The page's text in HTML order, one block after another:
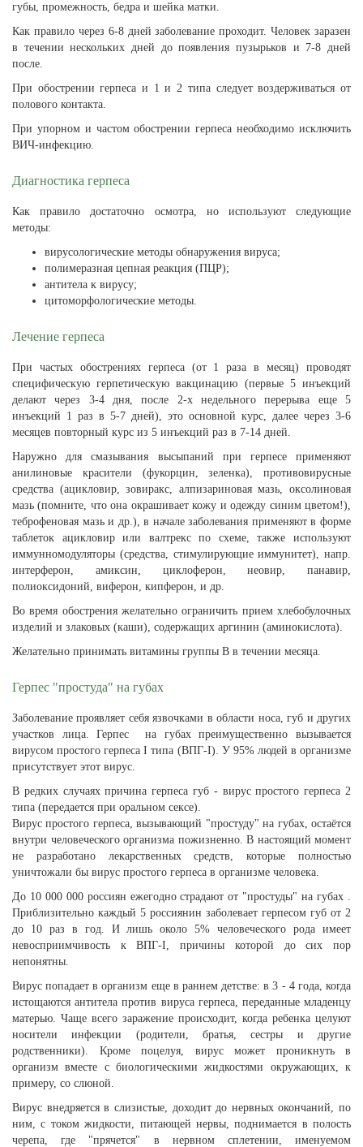
губы, промежность, бедра и шейка матки.
Как правило через 6-8 дней заболевание проходит. Человек заразен
в течении нескольких дней до появления пузырьков и 7-8 дней
после.
При обострении герпеса и 1 и 2 типа следует воздерживаться от
полового контакта.
При упорном и частом обострении герпеса необходимо исключить
ВИЧ-инфекцию.
Диагностика герпеса
Как правило достаточно осмотра, но используют следующие
методы:
вирусологические методы обнаружения вируса;
полимеразная цепная реакция (ПЦР);
антитела к вирусу;
цитоморфологические методы.
Лечение герпеса
При частых обострениях герпеса (от 1 раза в месяц) проводят
специфическую герпетическую вакцинацию (первые 5 инъекций
делают через 3-4 дня, после 2-х недельного перерыва еще 5
инъекций 1 раз в 5-7 дней), это основной курс, далее через 3-6
месяцев повторный курс из 5 инъекций раз в 7-14 дней.
Наружно для смазывания высыпаний при герпесе применяют
анилиновые красители (фукорцин, зеленка), противовирусные
средства (ацикловир, зовиракс, алпизариновая мазь, оксолиновая
мазь (помните, что она окрашивает кожу и одежду синим цветом!),
теброфеновая мазь и др.), в начале заболевания применяют в форме
таблеток ацикловир или валтрекс по схеме, также используют
иммунномодуляторы (средства, стимулирующие иммунитет), напр.
интерферон, амиксин, циклоферон, неовир, панавир,
полиоксидоний, виферон, кипферон, и др.
Во время обострения желательно ограничить прием хлебобулочных
изделий и злаковых (каши), содержащих аргинин (аминокислота).
Желательно принимать витамины группы В в течении месяца.
Герпес "простуда" на губах
Заболевание проявляет себя язвочками в области носа, губ и других
участков лица. Герпес на губах преимущественно вызывается
вирусом простого герпеса I типа (ВПГ-I). У 95% людей в организме
присутствует этот вирус.
В редких случаях причина герпеса губ - вирус простого герпеса 2
типа (передается при оральном сексе).
Вирус простого герпеса, вызывающий "простуду" на губах, остаётся
внутри человеческого организма пожизненно. В настоящий момент
не разработано лекарственных средств, которые полностью
уничтожали бы вирус простого герпеса в организме человека.
До 10 000 000 россиян ежегодно страдают от "простуды" на губах .
Приблизительно каждый 5 россиянин заболевает герпесом губ от 2
до 10 раз в год. И лишь около 5% человеческого рода имеет
невосприимчивость к ВПГ-I, причины которой до сих пор
непонятны.
Вирус попадает в организм еще в раннем детстве: в 3 - 4 года, когда
истощаются антитела против вируса герпеса, переданные младенцу
матерью. Чаще всего заражение происходит, когда ребенка целуют
носители инфекции (родители, братья, сестры и другие
родственники). Кроме поцелуя, вирус может проникнуть в
организм вместе с биологическими жидкостями окружающих, к
примеру, со слюной.
Вирус внедряется в слизистые, доходит до нервных окончаний, по
ним, с током жидкости, питающей нервы, поднимается в полость
черепа, где "прячется" в нервном сплетении, именуемом